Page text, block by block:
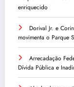
enriquecido
Dorival Jr. e
movimenta o Parque
Arrecadação
Dívida Pública e